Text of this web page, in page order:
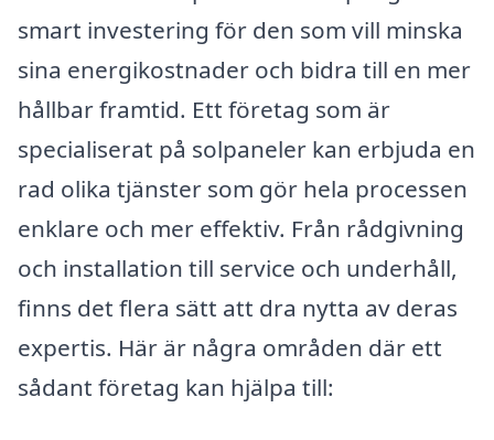
smart investering för den som vill minska
sina energikostnader och bidra till en mer
hållbar framtid. Ett företag som är
specialiserat på solpaneler kan erbjuda en
rad olika tjänster som gör hela processen
enklare och mer effektiv. Från rådgivning
och installation till service och underhåll,
finns det flera sätt att dra nytta av deras
expertis. Här är några områden där ett
sådant företag kan hjälpa till: